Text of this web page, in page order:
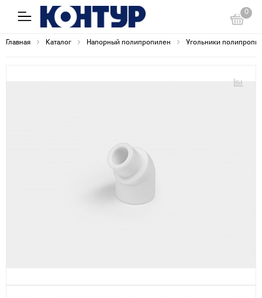
0
Главная Каталог Напорный полипропилен Угольники